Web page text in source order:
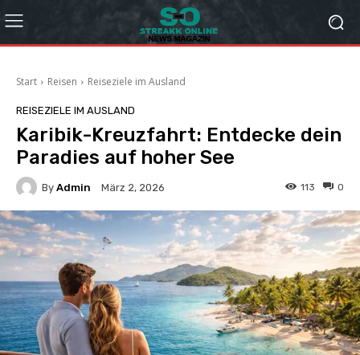
Start Reisen Reiseziele im Ausland
REISEZIELE IM AUSLAND
Karibik-Kreuzfahrt: Entdecke dein
Paradies auf hoher See
By Admin März 2, 2026 0
113